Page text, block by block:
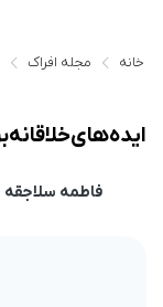
خانه مجله افراک
ایده‌های خلاقانه
فاطمه سلاجقه